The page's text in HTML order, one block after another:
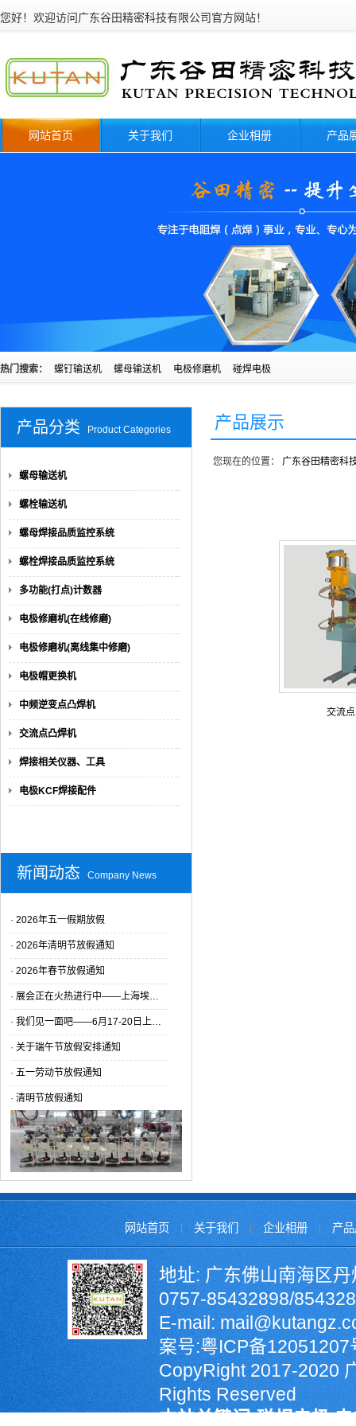
您好！欢迎访问广东谷田精密科技有限公司官
网站首页 关于我们 企业相册 产品
热门搜索： 螺钉输送机 螺母输送机 电极修磨机 碰焊电极
产品分类 Product Categories
螺母输送机
螺栓输送机
螺母焊接品质监控系统
螺栓焊接品质监控系统
多功能(打点)计数器
电极修磨机(在线修磨)
电极修磨机(离线集中修磨)
电极帽更换机
中频逆变点凸焊机
交流点凸焊机
焊接相关仪器、工具
电极KCF焊接配件
新闻动态 Company News
· 2026年五一假期放假
· 2026年清明节放假通知
· 2026年春节放假通知
· 展会正在火热进行中——上海埃…
· 我们见一面吧——6月17-20日上…
· 关于端午节放假安排通知
· 五一劳动节放假通知
· 清明节放假通知
产品展示
您现在的位置： 广东谷田精密科
交流
网站首页 | 关于我们 | 企业相册 | 产
地址: 广东佛山南海区
0757-85432898/
E-mail:
案号:粤ICP备12051207
CopyRight 2017-2020
Rights Reserved
本站关键词:碰焊电极,